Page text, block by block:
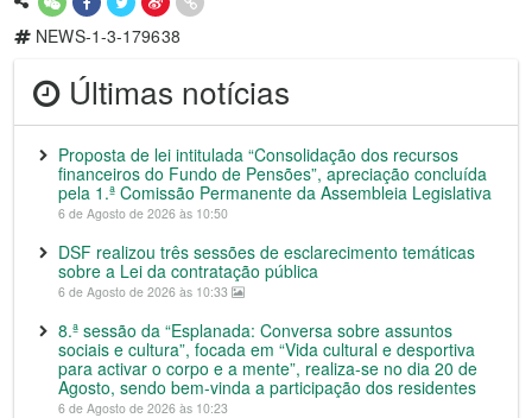
NEWS-1-3-179638
Últimas notícias
Proposta de lei intitulada “Consolidação dos recursos
financeiros do Fundo de Pensões”, apreciação concluída
pela 1.ª Comissão Permanente da Assembleia Legislativa
6 de Agosto de 2026 às 10:50
DSF realizou três sessões de esclarecimento temáticas
sobre a Lei da contratação pública
6 de Agosto de 2026 às 10:33
8.ª sessão da “Esplanada: Conversa sobre assuntos
sociais e cultura”, focada em “Vida cultural e desportiva
para activar o corpo e a mente”, realiza-se no dia 20 de
Agosto, sendo bem-vinda a participação dos residentes
6 de Agosto de 2026 às 10:23